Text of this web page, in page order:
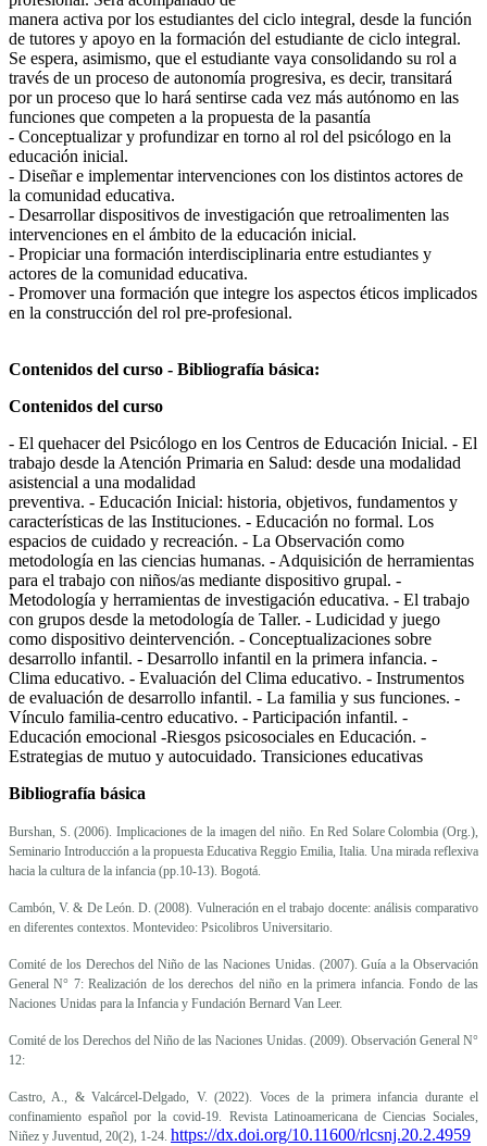
manera activa por los estudiantes del ciclo integral, desde la función
de tutores y apoyo en la formación del estudiante de ciclo integral.
Se espera, asimismo, que el estudiante vaya consolidando su rol a
través de un proceso de autonomía progresiva, es decir, transitará
por un proceso que lo hará sentirse cada vez más autónomo en las
funciones que competen a la propuesta de la pasantía
- Conceptualizar y profundizar en torno al rol del psicólogo en la
educación inicial.
- Diseñar e implementar intervenciones con los distintos actores de
la comunidad educativa.
- Desarrollar dispositivos de investigación que retroalimenten las
intervenciones en el ámbito de la educación inicial.
- Propiciar una formación interdisciplinaria entre estudiantes y
actores de la comunidad educativa.
- Promover una formación que integre los aspectos éticos implicados
en la construcción del rol pre-profesional.
Contenidos del curso - Bibliografía básica:
Contenidos del curso
- El quehacer del Psicólogo en los Centros de Educación Inicial. - El
trabajo desde la Atención Primaria en Salud: desde una modalidad
asistencial a una modalidad
preventiva. - Educación Inicial: historia, objetivos, fundamentos y
características de las Instituciones. - Educación no formal. Los
espacios de cuidado y recreación. - La Observación como
metodología en las ciencias humanas. - Adquisición de herramientas
para el trabajo con niños/as mediante dispositivo grupal. -
Metodología y herramientas de investigación educativa. - El trabajo
con grupos desde la metodología de Taller. - Ludicidad y juego
como dispositivo deintervención. - Conceptualizaciones sobre
desarrollo infantil. - Desarrollo infantil en la primera infancia. -
Clima educativo. - Evaluación del Clima educativo. - Instrumentos
de evaluación de desarrollo infantil. - La familia y sus funciones. -
Vínculo familia-centro educativo. - Participación infantil. -
Educación emocional -Riesgos psicosociales en Educación. -
Estrategias de mutuo y autocuidado. Transiciones educativas
Bibliografía básica
Burshan, S. (2006). Implicaciones de la imagen del niño. En Red Solare Colombia (Org.),
Seminario Introducción a la propuesta Educativa Reggio Emilia, Italia. Una mirada reflexiva
hacia la cultura de la infancia (pp.10-13). Bogotá.
Cambón, V. & De León. D. (2008). Vulneración en el trabajo docente: análisis comparativo
en diferentes contextos. Montevideo: Psicolibros Universitario.
Comité de los Derechos del Niño de las Naciones Unidas. (2007). Guía a la Observación
General N° 7: Realización de los derechos del niño en la primera infancia. Fondo de las
Naciones Unidas para la Infancia y Fundación Bernard Van Leer.
Comité de los Derechos del Niño de las Naciones Unidas. (2009). Observación General N°
12:
Castro, A., & Valcárcel-Delgado, V. (2022). Voces de la primera infancia durante el
confinamiento españolpor la covid-19. Revista Latinoamericana de Ciencias Sociales,
Niñez y Juventud, 20(2), 1-24. https://dx.doi.org/10.11600/rlcsnj.20.2.4959